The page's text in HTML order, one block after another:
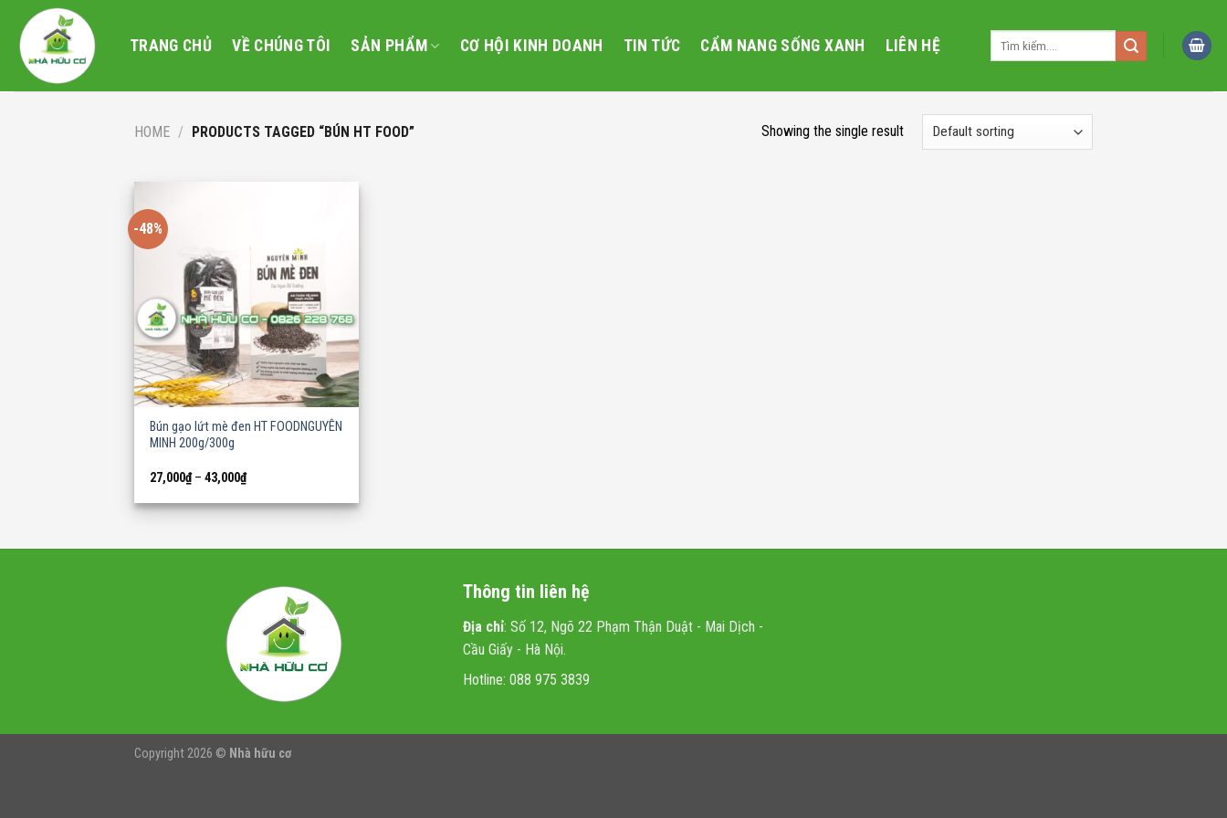
content
TRANG CHỦ VỀ CHÚNG TÔI SẢN PHẨM CƠ HỘI KINH DOANH TIN TỨC CẨM NANG SỐNG XANH LIÊN HỆ
HOME / PRODUCTS TAGGED “BÚN HT FOOD” Showing the single result
-48%
Bún gạo lứt mè đen HT FOODNGUYÊN
MINH 200g/300g
27,000₫–43,000₫
Thông tin liên hệ
Địa chỉ: Số 12, Ngõ 22 Phạm Thận Duật - Mai Dịch -
Cầu Giấy - Hà Nội.
Hotline: 088 975 3839
Copyright 2026 © Nhà hữu cơ